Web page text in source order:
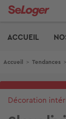
Aller
ACCUEIL
Fil d'Ariane
Accueil > Tendances >
Décoration